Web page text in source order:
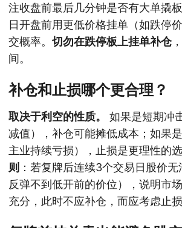
注收盘前最后几分钟是否有大单撬
日开盘前用更低价格挂单（如跌停
交概率。 切勿在跌停板上挂单补仓
间。
补仓和止损哪个更合理？
取决于利空的性质。
如果是短期冲
减值），补仓可能摊低成本；如果
主业持续亏损），止损是更理性的选
则 ：若复牌后连续3个交易日股价
反弹不到低开前的价位），说明市
充分，此时不应补仓，而应考虑止损